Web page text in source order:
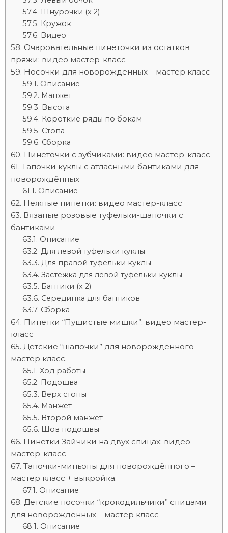
Шнурочки (х 2)
Кружок
Видео
Очаровательные пинеточки из остатков
пряжи: видео мастер-класс
Носочки для новорождённых – мастер класс
Описание
Манжет
Высота
Короткие ряды по бокам
Стопа
Сборка
Пинеточки с зубчиками: видео мастер-класс
Тапочки куклы с атласными бантиками для
новорождённых
Описание
Нежные пинетки: видео мастер-класс
Вязаные розовые туфельки-шапочки с
бантиками
Описание
Для левой туфельки куклы
Для правой туфельки куклы
Застежка для левой туфельки куклы
Бантики (х 2)
Серединка для бантиков
Сборка
Пинетки “Пушистые мишки”: видео мастер-
класс
Детские “шапочки” для новорождённого –
мастер класс.
Ход работы
Подошва
Верх стопы
Манжет
Второй манжет
Шов подошвы
Пинетки Зайчики на двух спицах: видео
мастер-класс
Тапочки-миньоны для новорождённого –
мастер класс + выкройка.
Описание
Детские носочки “крокодильчики” спицами
для новорождённых – мастер класс
Описание